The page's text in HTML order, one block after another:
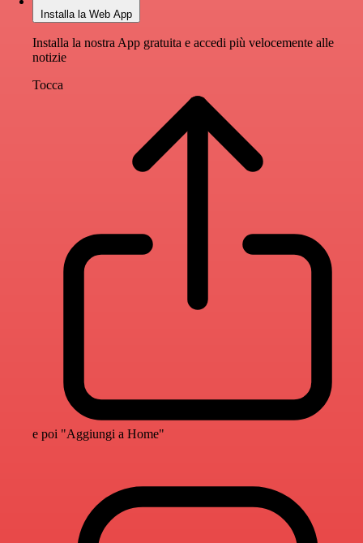
Installa la Web App
Installa la nostra App gratuita e accedi più velocemente alle
notizie
Tocca
e poi "Aggiungi a Home"